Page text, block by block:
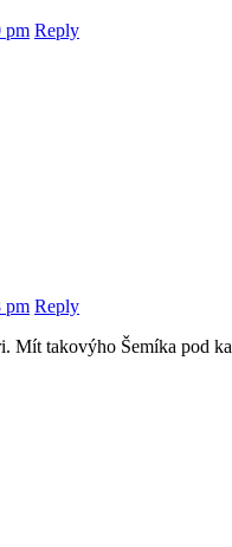
pm Reply
pm Reply
Mít takovýho Šemíka pod